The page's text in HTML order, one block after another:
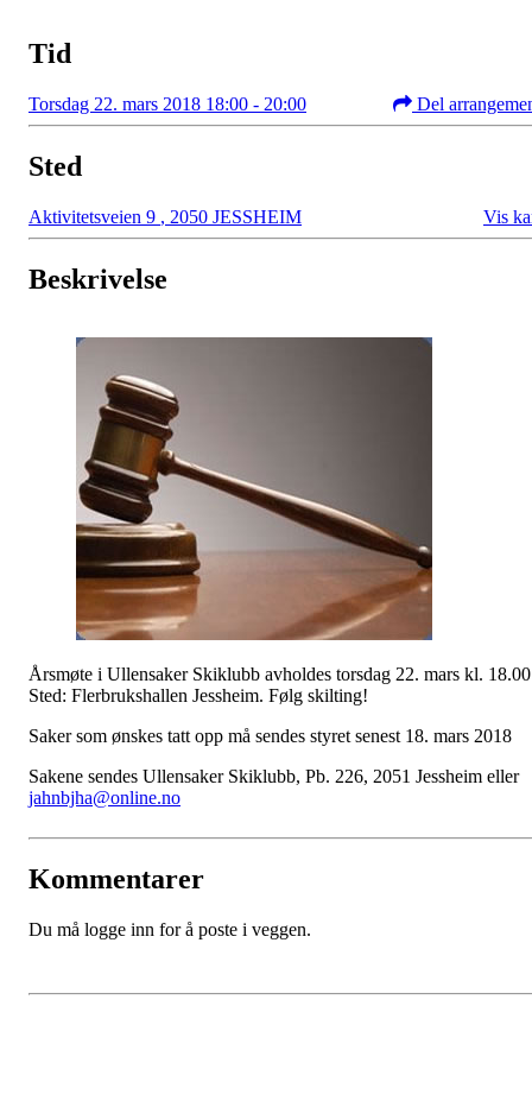
Tid
Torsdag 22. mars 2018 18:00 - 20:00 Del
Sted
Aktivitetsveien 9 , 2050 JESSHEIM Vis
Beskrivelse
Årsmøte i Ullensaker Skiklubb avholdes torsdag 22. mars kl.
Sted: Flerbrukshallen Jessheim. Følg skilting!
Saker som ønskes tatt opp må sendes styret senest 18. mars 2018
Sakene sendes Ullensaker Skiklubb, Pb. 226, 2051 Jessheim eller
jahnbjha@online.no
Kommentarer
Du må logge inn for å poste i veggen.